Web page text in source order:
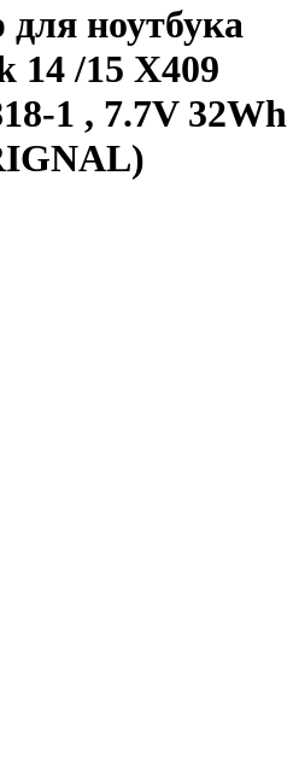
ноутбука
14 /15 X409
1 , 7.7V 32Wh